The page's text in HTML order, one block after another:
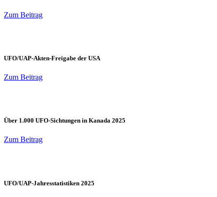
Zum Beitrag
UFO/UAP-Akten-Freigabe der USA
Zum Beitrag
Über 1.000 UFO-Sichtungen in Kanada 2025
Zum Beitrag
UFO/UAP-Jahresstatistiken 2025